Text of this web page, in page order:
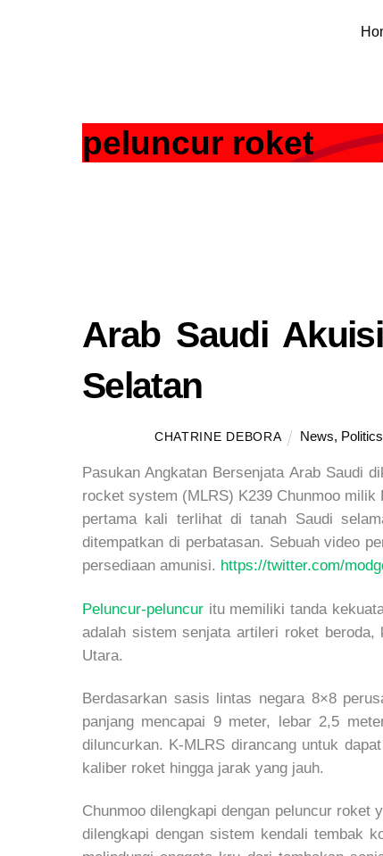
peluncur roket
Arab Saudi
Selatan
CHATRINE DEBORA News, Politics
Pasukan Angkatan Bersenjata Arab Saudi
rocket system (MLRS) K239 Chunmoo
pertama kali terlihat di tanah Saudi
ditempatkan di perbatasan. Sebuah video
persediaan amunisi. https://twitter.com/
Peluncur-peluncur itu memiliki tanda
adalah sistem senjata artileri roket beroda,
Utara.
Berdasarkan sasis lintas negara 8×8
panjang mencapai 9 meter, lebar 2,5
diluncurkan. K-MLRS dirancang untuk
kaliber roket hingga jarak yang jauh.
Chunmoo dilengkapi dengan peluncur roket
dilengkapi dengan sistem kendali tembak